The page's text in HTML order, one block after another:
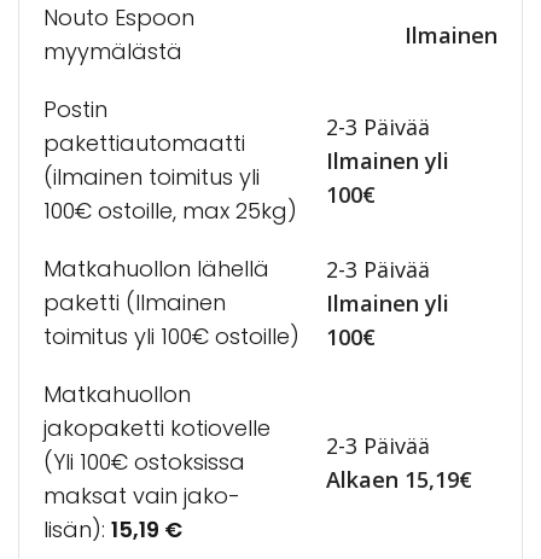
Nouto Espoon
myymälästä
Ilmainen
Postin
pakettiautomaatti
(ilmainen toimitus yli
100€ ostoille, max 25kg)
2-3 Päivää
Ilmainen yli
100€
Matkahuollon lähellä
paketti (Ilmainen
toimitus yli 100€ ostoille)
2-3 Päivää
Ilmainen yli
100€
Matkahuollon
jakopaketti kotiovelle
(Yli 100€ ostoksissa
maksat vain jako-
lisän): 15,19 €
2-3 Päivää
Alkaen 15,19€